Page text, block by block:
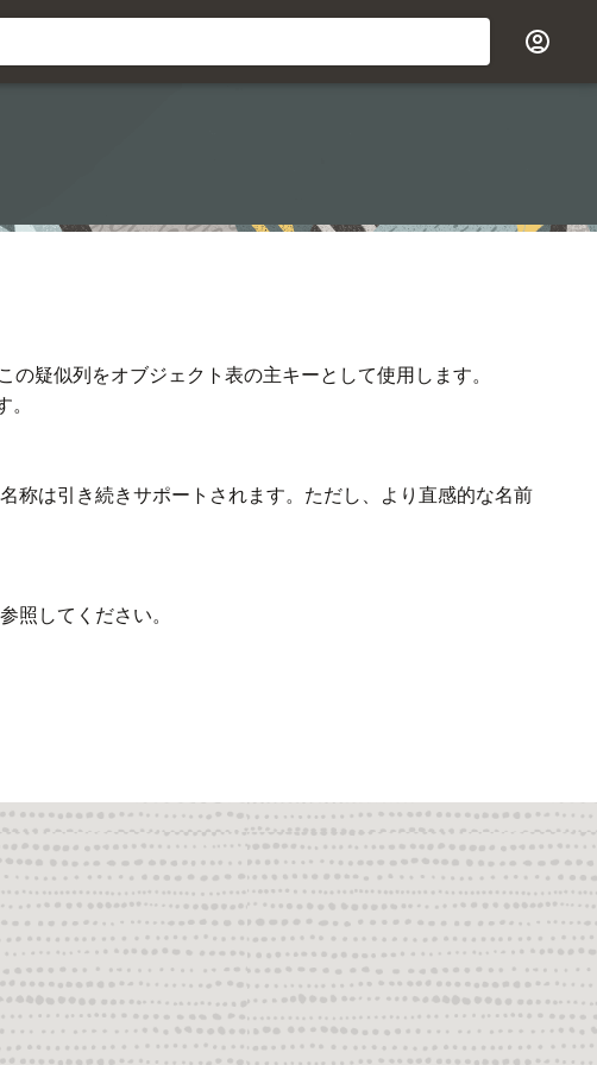
疑似列をオブジェクト表の主キーとして使用します。
称は引き続きサポートされます。ただし、より直感的な名前
照してください。